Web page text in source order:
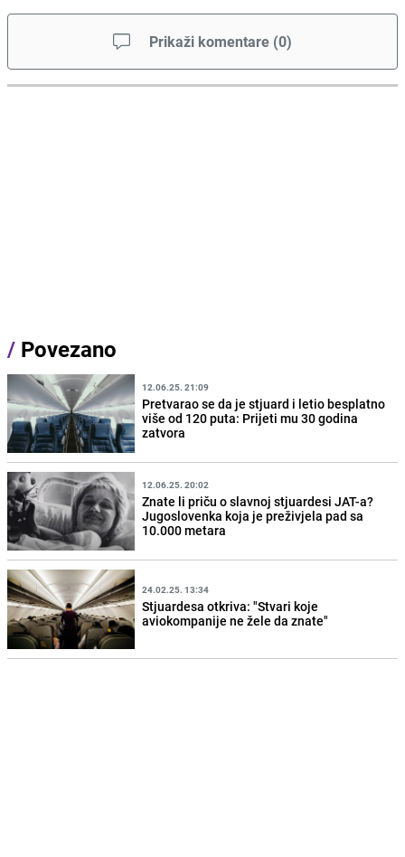
Prikaži komentare (0)
/ Povezano
12.06.25. 21:09
Pretvarao se da je stjuard i letio besplatno
više od 120 puta: Prijeti mu 30 godina
zatvora
12.06.25. 20:02
Znate li priču o slavnoj stjuardesi JAT-a?
Jugoslovenka koja je preživjela pad sa
10.000 metara
24.02.25. 13:34
Stjuardesa otkriva: "Stvari koje
aviokompanije ne žele da znate"